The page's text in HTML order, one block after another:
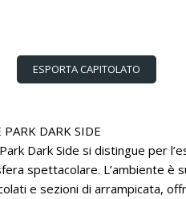
ESPORTA CAPITOLATO
DARK SIDE
Dark Side si distingue per
spettacolare. L’ambiente è
e sezioni di arrampicata,